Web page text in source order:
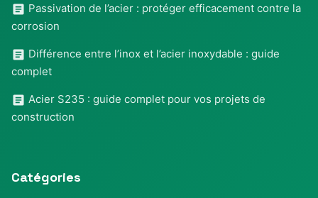
Passivation de l’acier : protéger efficacement contre la
corrosion
Différence entre l’inox et l’acier inoxydable : guide
complet
Acier S235 : guide complet pour vos projets de
construction
Catégories